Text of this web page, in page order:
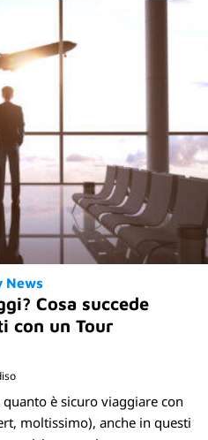
News
Cosa succede
con un Tour
è sicuro viaggiare con
moltissimo), anche in questi